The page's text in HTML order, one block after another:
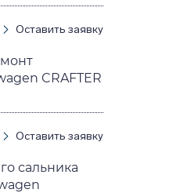
Оставить заявку
CRAFTER
Оставить заявку
сальника